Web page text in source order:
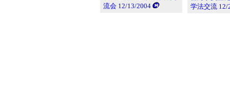
流会 12/13/2004
学法交流 12/